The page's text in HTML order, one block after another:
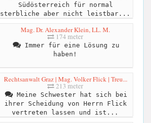
Südösterreich für normal
sterbliche aber nicht leistbar...
Mag. Dr. Alexander Klein, LL. M.
174 meter
Immer für eine Lösung zu
haben!
Rechtsanwalt Graz | Mag. Volker Flick | Treu...
213 meter
Meine Schwester hat sich bei
ihrer Scheidung von Herrn Flick
vertreten lassen und ist...